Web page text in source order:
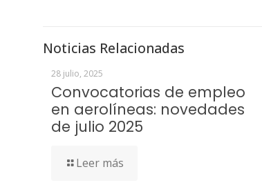
Noticias Relacionadas
28 julio, 2025
Convocatorias de empleo
en aerolíneas: novedades
de julio 2025
Leer más